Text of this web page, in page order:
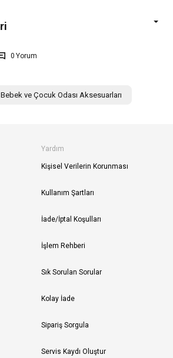
0
Bebek ve Çocuk Odası Aksesuarları
Yardım
Kişisel Verilerin Korunması
Kullanım Şartları
İade/İptal Koşulları
İşlem Rehberi
Sık Sorulan Sorular
Kolay İade
Sipariş Sorgula
Servis Kaydı Oluştur